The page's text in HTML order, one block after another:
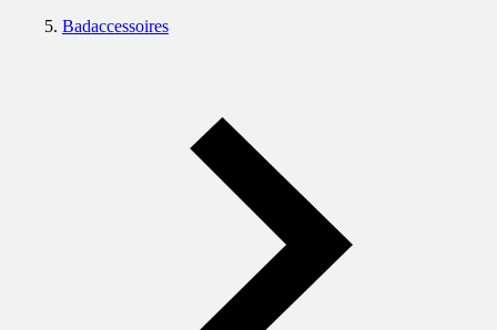
Badaccessoires